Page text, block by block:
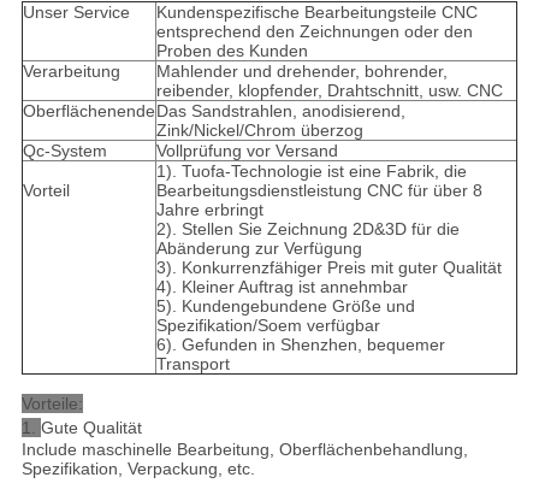
Unser Service
Kundenspezifische Bearbeitungsteile CNC
entsprechend den Zeichnungen oder den
Proben des Kunden
Verarbeitung
Mahlender und drehender, bohrender,
reibender, klopfender, Drahtschnitt, usw. CNC
OberflächenendeDas Sandstrahlen, anodisierend,
Zink/Nickel/Chrom überzog
Qc-System
Vollprüfung vor Versand
Vorteil
1). Tuofa-Technologie ist eine Fabrik, die
Bearbeitungsdienstleistung CNC für über 8
Jahre erbringt
2). Stellen Sie Zeichnung 2D&3D für die
Abänderung zur Verfügung
3). Konkurrenzfähiger Preis mit guter Qualität
4). Kleiner Auftrag ist annehmbar
5). Kundengebundene Größe und
Spezifikation/Soem verfügbar
6). Gefunden in Shenzhen, bequemer
Transport
Vorteile:
1. Gute Qualität
Include maschinelle Bearbeitung, Oberflächenbehandlung,
Spezifikation, Verpackung, etc.